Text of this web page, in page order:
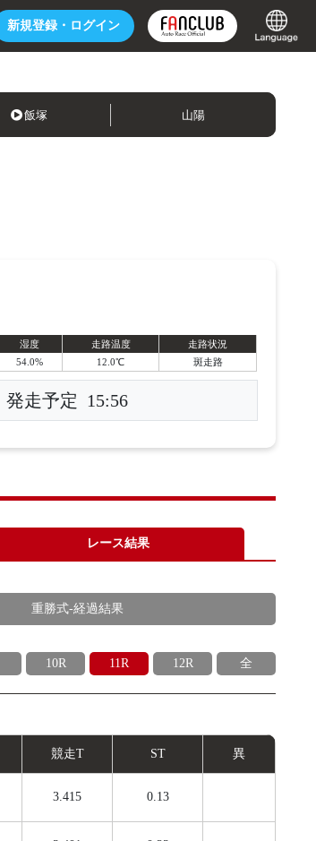
新規登録・ ログイン
飯塚 山陽
湿度 走路温度
走路状況
54.0% 12.0℃ 斑走路
発走予定 15:56
レース結果
重勝式-経過結果
10R 11R 12R 全
競走T ST 異
3.415 0.13